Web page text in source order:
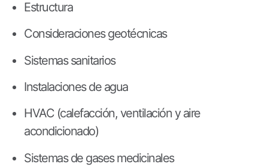
Estructura
Consideraciones geotécnicas
Sistemas sanitarios
Instalaciones de agua
HVAC (calefacción, ventilación y aire
acondicionado)
Sistemas de gases medicinales